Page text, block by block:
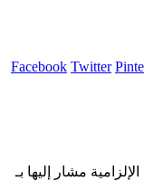
Facebook Twitter
مشار إليها بـ